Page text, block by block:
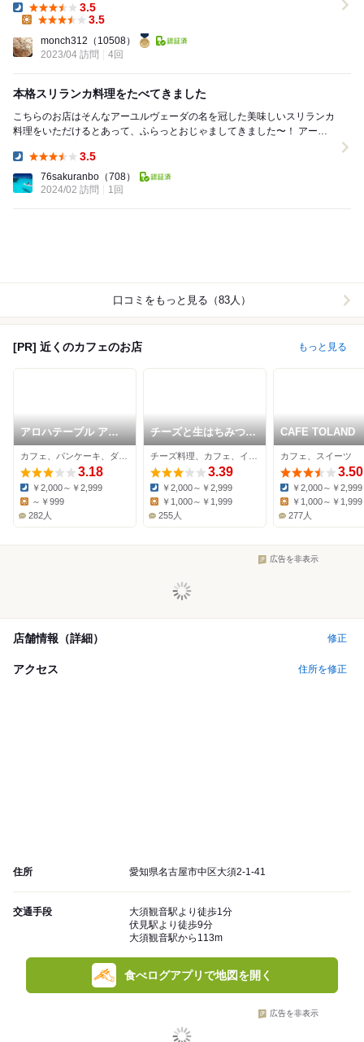
Dinner:
3.5
3.5
monch312 （10508）
2023/04 訪問
4回
本格スリランカ料理をたべてきました
こちらのお店はそんなアーユルヴェーダの名を冠した美味しいスリランカ
料理をいただけるとあって、ふらっとおじゃましてきました〜！ アーユ
3.5
76sakuranbo （708）
2024/02 訪問
1回
口コミをもっと見る（83人）
[PR] 近くのカフェのお店 もっと見る
アロハテーブル アス
ナル金山
3.18
Dinner:
￥2,000～￥2,999
～￥999
282人
チーズと生はちみつ
BeNe アスナル金山店
3.39
Dinner:
￥2,000～￥2,999
￥1,000～￥1,999
255人
CAFE TOLAND
カフェ、スイーツ
3.50
Dinner:
￥2,000～￥2,999
￥1,000～￥1,999
277人
広告を非表示
店舗情報（詳細） 修正
アクセス 住所を修正
住所 愛知県名古屋市中区大須2-1-41
交通手段
大須観音駅より徒歩1分
伏見駅より徒歩9分
大須観音駅から113m
食べログアプリで地図を開く
広告を非表示